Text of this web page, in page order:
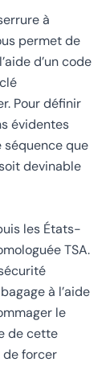
à
permet de
d’un code
Pour définir
évidentes
séquence que
devinable
les États-
TSA.
à l’aide
le
de cette
forcer